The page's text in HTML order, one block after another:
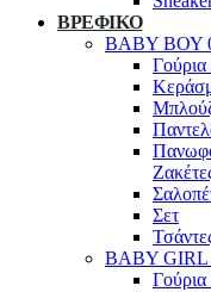
ΒΡΕΦΙΚΟ
ΒΑΒΥ ΒΟΥ
Γούρια
Σετ
BABY GIRL
Γούρια